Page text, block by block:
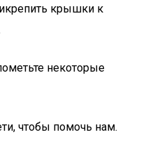
крышки к
некоторые
чтобы помочь нам.